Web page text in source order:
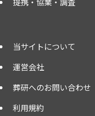
当サイトについて
運営会社
葬研へのお問い合わせ
利用規約